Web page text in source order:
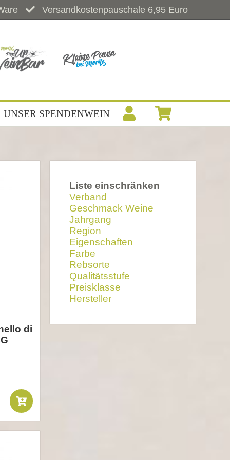
Versandkostenpauschale 6,95 Euro
UNSER SPENDENWEIN
di
Liste einschränken
Verband
Geschmack Weine
Jahrgang
Region
Eigenschaften
Farbe
Rebsorte
Qualitätsstufe
Preisklasse
Hersteller